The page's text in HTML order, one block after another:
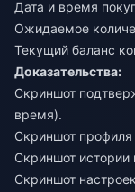
Дата и время
Ожидаемое
Текущий баланс
Доказательства:
Скриншот
время).
Скриншот профиля
Скриншот истории
Скриншот